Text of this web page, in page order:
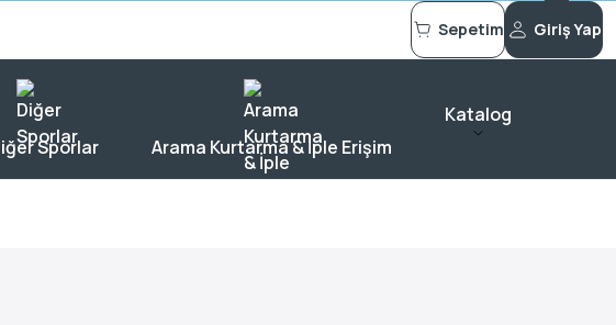
Sepetim Giriş Yap
Sporlar Arama Kurtarma & İple Erişim
Katalog